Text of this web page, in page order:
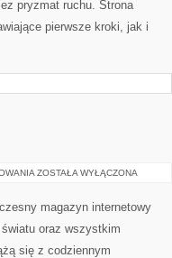
pryzmat ruchu. Strona
pierwsze kroki, jak i
INTERNET
ZOSTAŁA WYŁĄCZONA
magazyn internetowy
oraz wszystkim
się z codziennym